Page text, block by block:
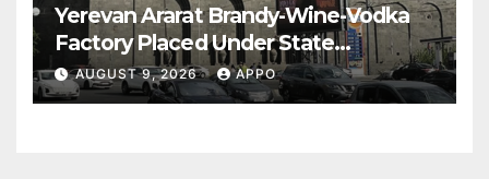
Yerevan Ararat Brandy-Wine-Vodka
Factory Placed Under State
Administration
AUGUST 9, 2026 APPO